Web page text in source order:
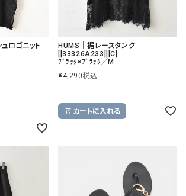
ロゴニット
HUMS｜裾レースタンク
[[33326A233]][C]
ﾌﾞﾗｯｸ×ﾌﾞﾗｯｸ／M
¥4,290税込
カートに入れる